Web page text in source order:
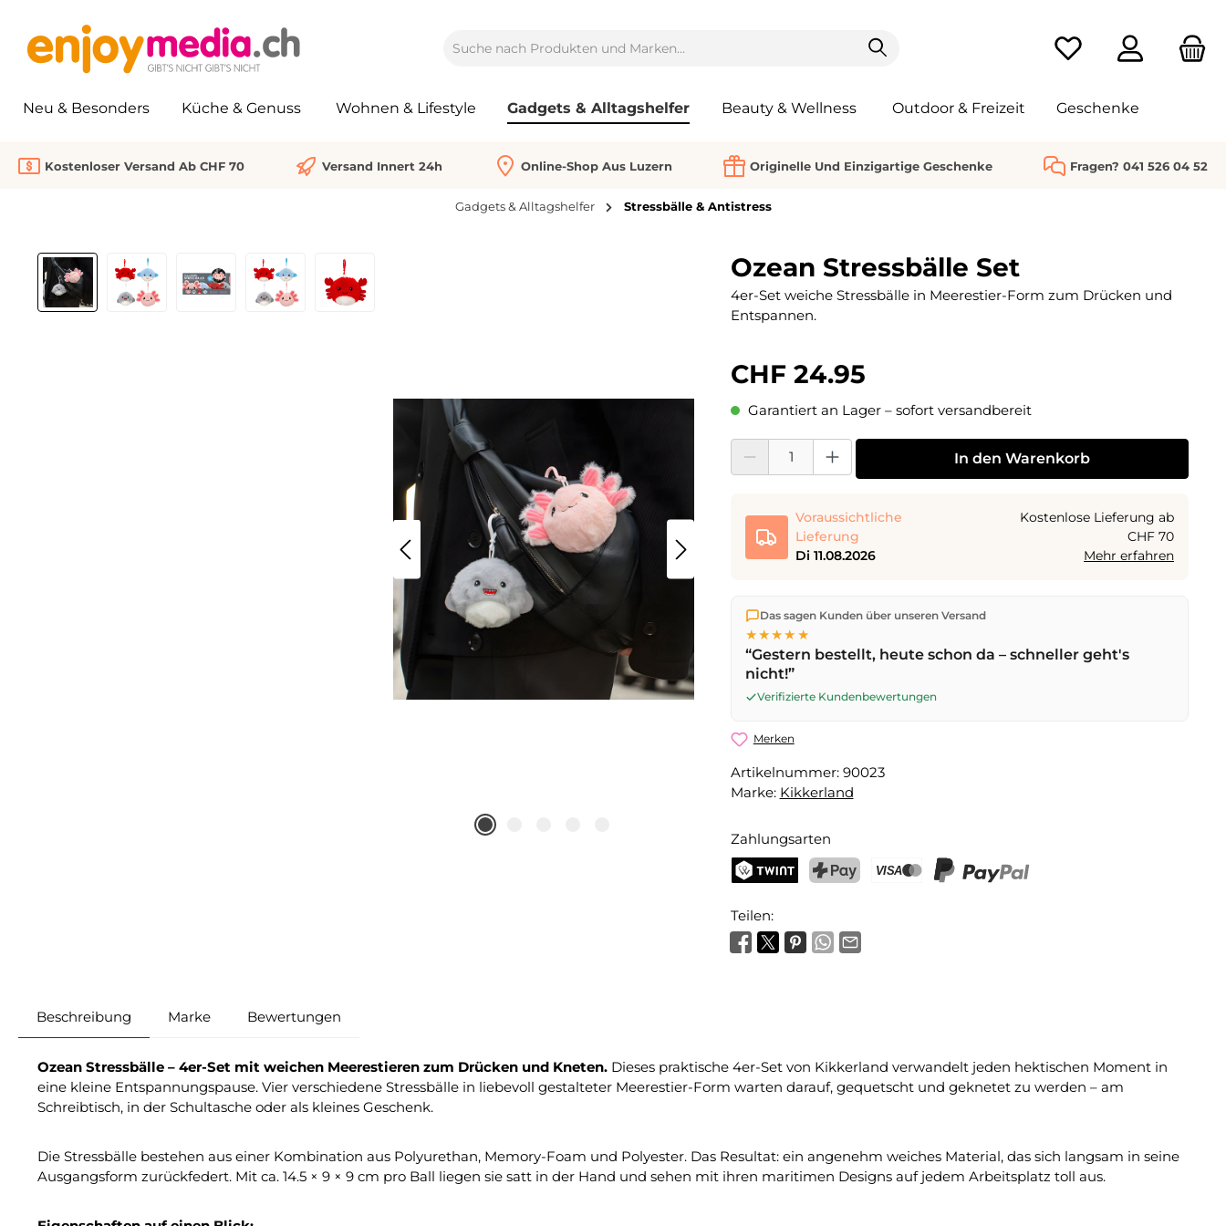
Du hast 0 Produkte
Neu & Besonders Küche & Genuss Wohnen & Lifestyle Gadgets & Alltagshelfer Beauty & Wellness Outdoor & Freizeit Geschenke
Kostenloser Versand Ab CHF 70 Versand Innert 24h Online-Shop Aus Luzern Originelle Und Einzigartige Geschenke Fragen? 041 526 04 52
Gadgets & Alltagshelfer Stressbälle & Antistress
Bildergalerie überspringen Ozean Stressbälle Set
4er-Set weiche Stressbälle in Meerestier-Form zum Drücken und
Entspannen.
CHF 24.95
Garantiert an Lager – sofort versandbereit
Produkt Anzahl: Gib den gewünschten Wert ein oder benutze die Schaltflächen um die
In den Warenkorb
Voraussichtliche
Lieferung
Di 11.08.2026
Kostenlose Lieferung ab
CHF 70
Mehr erfahren
Wir versenden direkt aus unserem Lager in Kriens. Ab
die Lieferung kostenlos. Bestellungen bis
noch am selben Tag versendet – Zustellung am
Werktagmit der Schweizerischen Post.
Das sagen Kunden über unseren Versand
★★★★★
“Gestern bestellt, heute schon da – schneller geht's
nicht!”
Verifizierte Kundenbewertungen
Merken
Artikelnummer: 90023
Marke: Kikkerland
Zahlungsarten
Teilen:
Beschreibung Marke Bewertungen
Ozean Stressbälle – 4er-Set mit weichen Meerestieren zum Drücken und Kneten. Dieses praktische 4er-Set von Kikkerland verwandelt jeden hektischen Moment in
eine kleine Entspannungspause. Vier verschiedene Stressbälle in liebevoll gestalteter Meerestier-Form warten darauf, gequetscht und geknetet zu werden – am
Schreibtisch, in der Schultasche oder als kleines Geschenk.
Die Stressbälle bestehen aus einer Kombination aus Polyurethan, Memory-Foam und Polyester. Das Resultat: ein angenehm weiches Material, das sich langsam in seine
Ausgangsform zurückfedert. Mit ca. 14.5 × 9 × 9 cm pro Ball liegen sie satt in der Hand und sehen mit ihren maritimen Designs auf jedem Arbeitsplatz toll aus.